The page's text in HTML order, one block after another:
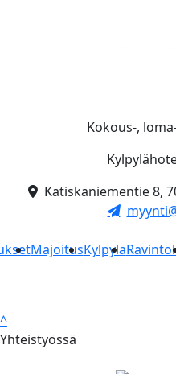
Kokous-,
Katiskaniementie 8,
MajoitusKylpylä
^
Yhteistyössä